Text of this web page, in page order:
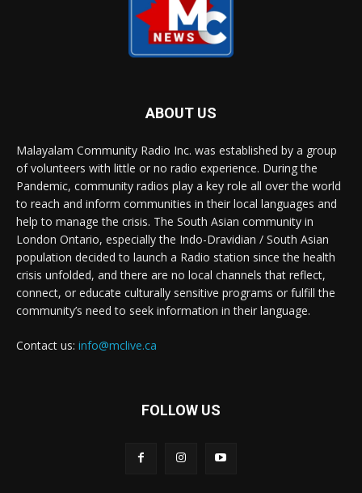
ABOUT US
Malayalam Community Radio Inc. was established by a group
of volunteers with little or no radio experience. During the
Pandemic, community radios play a key role all over the world
to reach and inform communities in their local languages and
help to manage the crisis. The South Asian community in
London Ontario, especially the Indo-Dravidian / South Asian
population decided to launch a Radio station since the health
crisis unfolded, and there are no local channels that reflect,
connect, or educate culturally sensitive programs or fulfill the
community’s need to seek information in their language.
Contact us: info@mclive.ca
FOLLOW US